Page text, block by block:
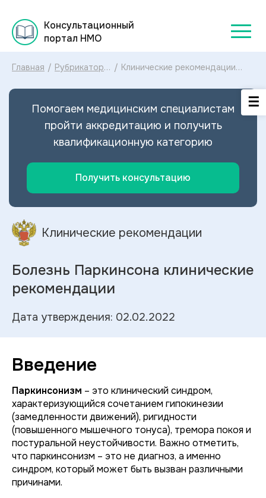
Консультационный
портал НМО
Главная / Рубрикатор
рекомендаций
/ Клинические рекомендации
диагностика и лечение Болезни
Помогаем медицинским специалистам
пройти аккредитацию и получить
квалификационную категорию
Получить консультацию
Клинические рекомендации
Болезнь Паркинсона клинические
рекомендации
Дата утверждения: 02.02.2022
Введение
Паркинсонизм – это клинический синдром,
характеризующийся сочетанием гипокинезии
(замедленности движений), ригидности
(повышенного мышечного тонуса), тремора покоя и
постуральной неустойчивости. Важно отметить,
что паркинсонизм – это не диагноз, а именно
синдром, который может быть вызван различными
причинами.